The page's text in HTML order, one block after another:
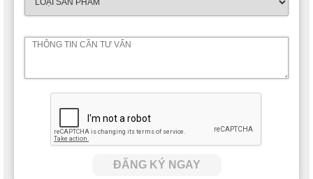
ĐĂNG KÝ NGAY